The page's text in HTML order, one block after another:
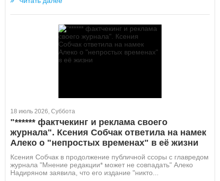
18 июль 2026, Суббота
"****** фактчекинг и реклама своего
журнала". Ксения Собчак ответила на намек
Алеко о "непростых временах" в её жизни
Ксения Собчак в продолжение публичной ссоры с главредом
журнала "Мнение редакции* может не совпадать" Алеко
Надиряном заявила, что его издание "никто...